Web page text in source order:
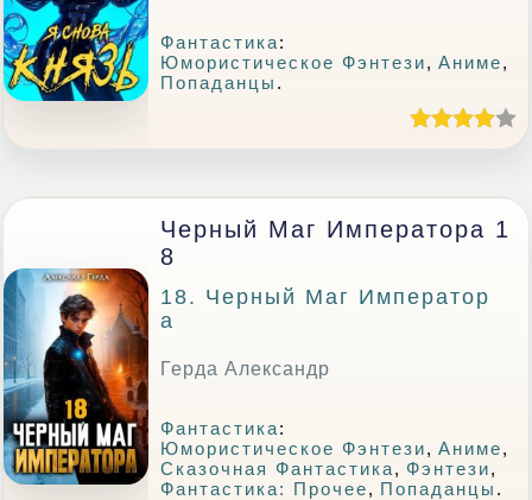
Фантастика:
Юмористическое Фэнтези,Аниме,
Попаданцы .
Черный Маг Императора 1
8
18. Черный Маг Император
А
Герда Александр
Фантастика:
Юмористическое Фэнтези,Аниме,
Сказочная Фантастика, Фэнтези,
Фантастика: Прочее, Попаданцы .